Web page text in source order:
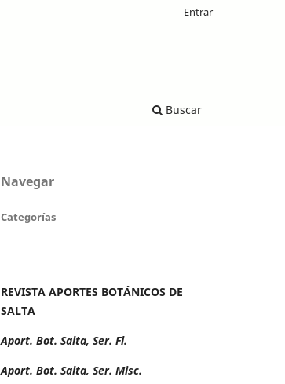
Buscar
Entrar
Navegar
Categorías
REVISTA APORTES BOTÁNICOS DE
SALTA
Aport. Bot. Salta, Ser. Fl.
Aport. Bot. Salta, Ser. Misc.